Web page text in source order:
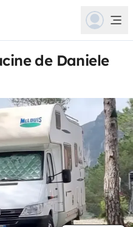
de Daniele